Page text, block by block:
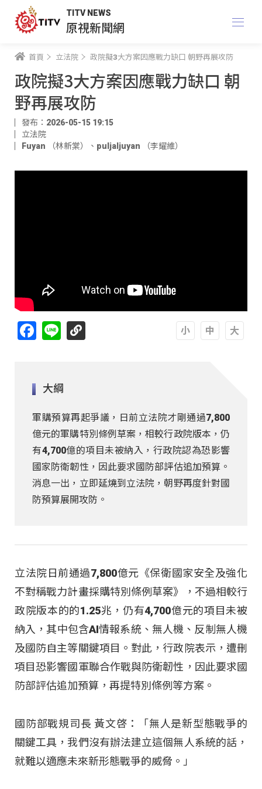
TITV NEWS
原視新聞網
首頁 立法院 政院擬3大方案因應戰力缺口 朝野再展攻防
政院擬3大方案因應戰力缺口 朝
野再展攻防
發布：2026-05-15 19:15
立法院
Fuyan （林新棠）
、 puljaljuyan （李耀維）
Facebook
Line
大綱
軍購預算再起爭議，日前立法院才剛通過7,800
億元的軍購特別條例草案，相較行政院版本，仍
有4,700億的項目未被納入，行政院認為恐影響
國家防衛韌性，因此要求國防部評估追加預算。
消息一出，立即延燒到立法院，朝野再度針對國
防預算展開攻防。
立法院日前通過7,800億元《保衛國家安全及強化
不對稱戰力計畫採購特別條例草案》，不過相較行
政院版本的的1.25兆，仍有4,700億元的項目未被
納入，其中包含AI情報系統、無人機、反制無人機
及國防自主等關鍵項目。對此，行政院表示，遭刪
項目恐影響國軍聯合作戰與防衛韌性，因此要求國
防部評估追加預算，再提特別條例等方案。
國防部戰規司長 黃文啓：「無人是新型態戰爭的
關鍵工具，我們沒有辦法建立這個無人系統的話，
就難以適應未來新形態戰爭的威脅。」